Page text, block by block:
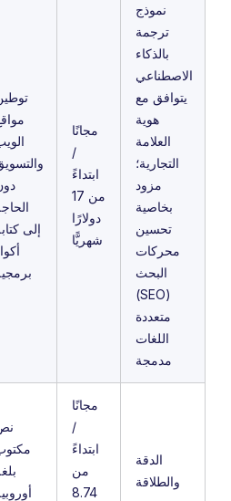
إلى
مجانًا
/
ابتداءً
من 17
دولارًا
شهريًّا
نموذج
ترجمة
بالذكاء
الاصطناعي
يتوافق مع
هوية
العلامة
التجارية؛
مزود
بخاصية
تحسين
محركات
البحث
(SEO)
متعددة
اللغات
مدمجة
مجانًا
/
ابتداءً
من
8.74
الدقة
والطلاقة